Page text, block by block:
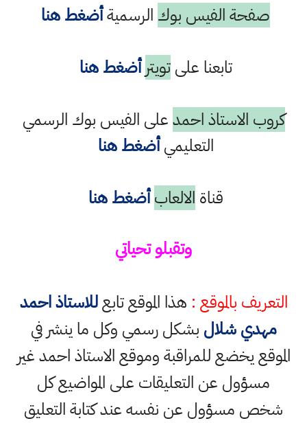
صفحة الفيس بوك الرسميةأضغط هنا
تابعنا علىتويتر أضغط هنا
كروب الاستاذ احمدعلى الفيس بوك الرسمي
التعليميأضغط هنا
قناة الالعاب أضغط هنا
وتقبلو تحياتي
التعريف بالموقع : هذا الموقع تابعللاستاذ احمد
مهدي شلال بشكل رسمي وكل ما ينشر في
الموقع يخضع للمراقبة وموقع الاستاذ احمد غير
مسؤول عن التعليقات على المواضيع كل
شخص مسؤول عن نفسه عند كتابة التعليق